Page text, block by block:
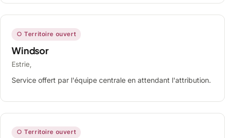
○ Territoire ouvert
Windsor
Estrie,
Service offert par l'équipe centrale en attendant l'attribution.
○ Territoire ouvert